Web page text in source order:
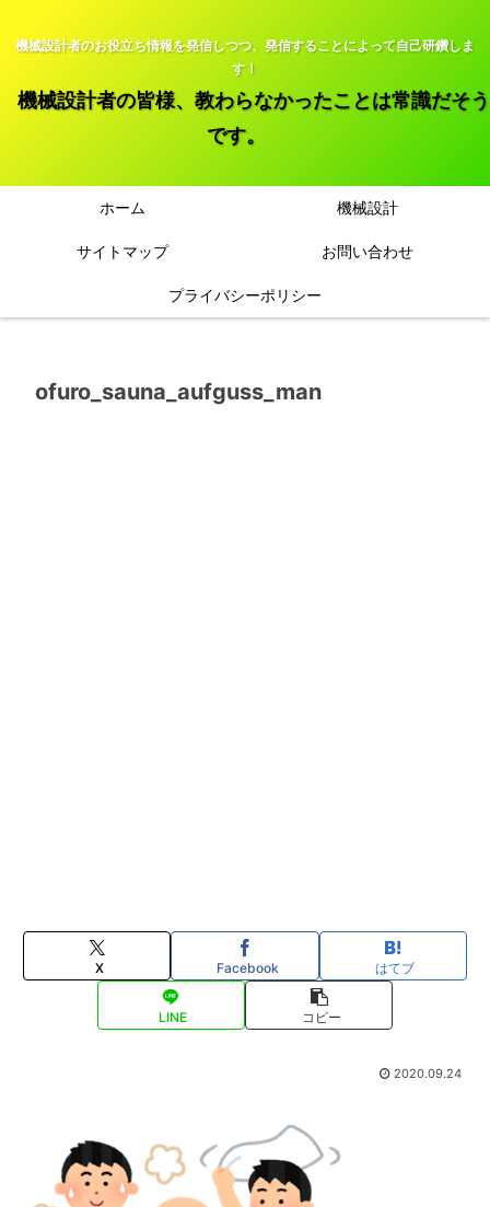
機械設計者のお役立ち情報を発信しつつ、発信することによって自己研鑽しま
す！
機械設計者の皆様、教わらなかったことは常識だそう
です。
ホーム 機械設計
サイトマップ お問い合わせ
プライバシーポリシー
ofuro_sauna_aufguss_man
X Facebook はてブ
LINE コピー
2020.09.24